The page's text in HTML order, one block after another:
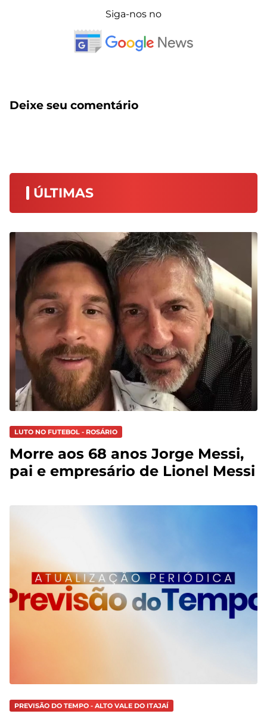
Siga-nos no
Deixe seu comentário
ÚLTIMAS
LUTO NO FUTEBOL - ROSÁRIO
Morre aos 68 anos Jorge Messi,
pai e empresário de Lionel Messi
PREVISÃO DO TEMPO - ALTO VALE DO ITAJAÍ